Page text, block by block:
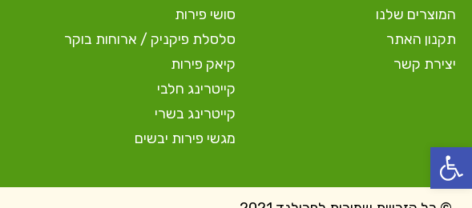
פתח סרגל נגישות
המוצרים שלנו
תקנון האתר
יצירת קשר
סושי פירות
סלסלת פיקניק / ארוחות בוקר
קיאק פירות
קייטרינג חלבי
קייטרינג בשרי
מגשי פירות יבשים